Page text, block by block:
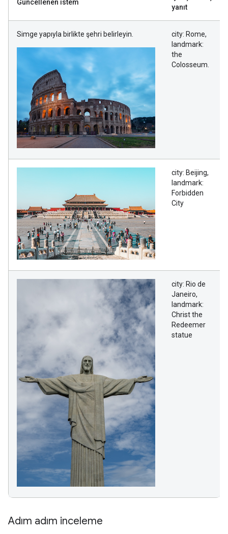
Güncellenen istem
yanıt
Simge yapıyla birlikte şehri belirleyin.
city: Rome,
landmark:
the
Colosseum.
city: Beijing,
landmark:
Forbidden
City
city: Rio de
Janeiro,
landmark:
Christ the
Redeemer
statue
Adım adım inceleme